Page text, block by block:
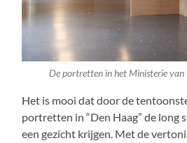
De portretten in het Ministerie van
Het is mooi dat door de
portretten in “Den Haag” de long
een gezicht krijgen. Met de